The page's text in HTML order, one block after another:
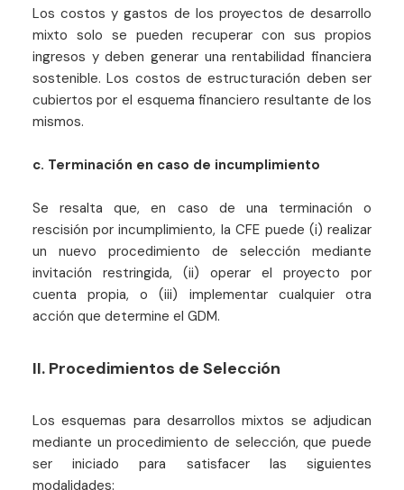
Los costos y gastos de los proyectos de desarrollo
mixto solo se pueden recuperar con sus propios
ingresos y deben generar una rentabilidad financiera
sostenible. Los costos de estructuración deben ser
cubiertos por el esquema financiero resultante de los
mismos.
c. Terminación en caso de incumplimiento
Se resalta que, en caso de una terminación o
rescisión por incumplimiento, la CFE puede (i) realizar
un nuevo procedimiento de selección mediante
invitación restringida, (ii) operar el proyecto por
cuenta propia, o (iii) implementar cualquier otra
acción que determine el GDM.
II. Procedimientos de Selección
Los esquemas para desarrollos mixtos se adjudican
mediante un procedimiento de selección, que puede
ser iniciado para satisfacer las siguientes
modalidades: